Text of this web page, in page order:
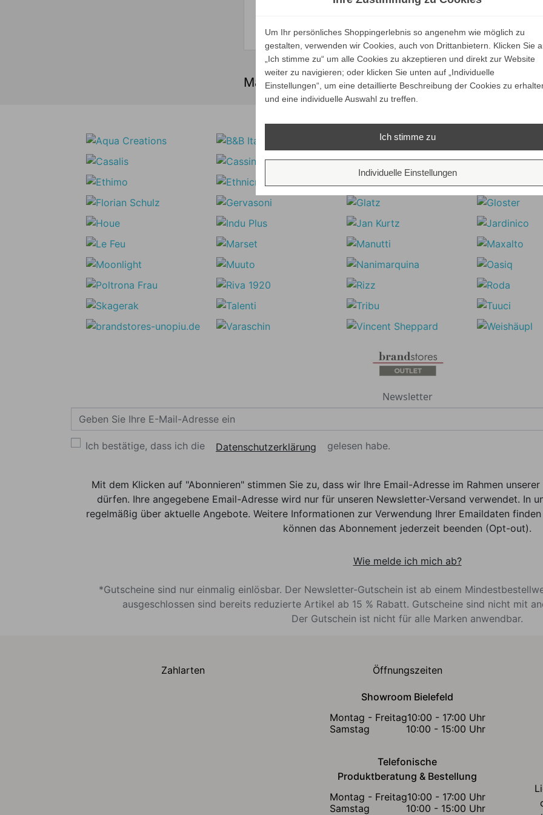
Maxalto Loto Kollektion
Newsletter
Ich bestätige, dass ich die Datenschutzerklärung gelesen habe.
Mit dem Klicken auf "Abonnieren" stimmen Sie zu, dass wir Ihre Email-Adresse im Rahmen
dürfen. Ihre angegebene Email-Adresse wird nur für unseren Newsletter-Versand verwendet. In
regelmäßig über aktuelle Angebote. Weitere Informationen zur Verwendung Ihrer Emaildaten
können das Abonnement jederzeit beenden (Opt-out).
Wie melde ich mich ab?
*Gutscheine sind nur einmalig einlösbar. Der Newsletter-Gutschein ist ab einem
ausgeschlossen sind bereits reduzierte Artikel ab 15 % Rabatt. Gutscheine sind nicht mit
Der Gutschein ist nicht für alle Marken anwendbar.
Zahlarten Öffnungszeiten
Showroom Bielefeld
Montag - Freitag10:00 - 17:00 Uhr
Samstag
10:00 - 15:00 Uhr
Telefonische
Produktberatung & Bestellung
Montag - Freitag10:00 - 17:00 Uhr
Samstag
10:00 - 15:00 Uhr
Um Ihr persönliches Shoppingerlebnis so angenehm wie möglich zu
gestalten, verwenden wir Cookies, auch von Drittanbietern. Klicken Sie
„Ich stimme zu“ um alle Cookies zu akzeptieren und direkt zur Website
weiter zu navigieren; oder klicken Sie unten auf „Individuelle
Einstellungen“, um eine detaillierte Beschreibung der Cookies zu
und eine individuelle Auswahl zu treffen.
Ich stimme zu
Individuelle Einstellungen